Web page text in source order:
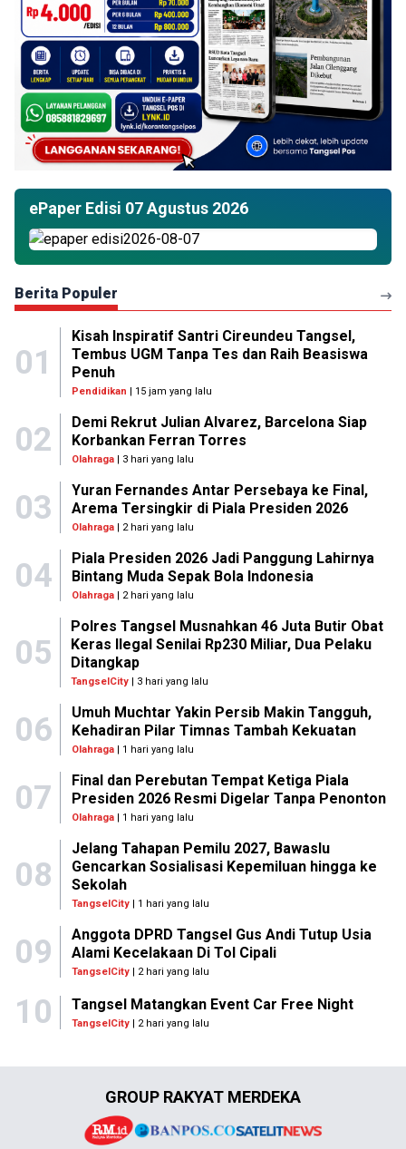
ePaper Edisi 07 Agustus 2026
Berita Populer
01
Kisah Inspiratif Santri Cireundeu Tangsel,
Tembus UGM Tanpa Tes dan Raih Beasiswa
Penuh
Pendidikan | 15 jam yang lalu
02
Demi Rekrut Julian Alvarez, Barcelona Siap
Korbankan Ferran Torres
Olahraga| 3 hari yang lalu
03
Yuran Fernandes Antar Persebaya ke Final,
Arema Tersingkir di Piala Presiden 2026
Olahraga| 2 hari yang lalu
04
Piala Presiden 2026 Jadi Panggung Lahirnya
Bintang Muda Sepak Bola Indonesia
Olahraga| 2 hari yang lalu
05
Polres Tangsel Musnahkan 46 Juta Butir Obat
Keras Ilegal Senilai Rp230 Miliar, Dua Pelaku
Ditangkap
TangselCity | 3 hari yang lalu
06
Umuh Muchtar Yakin Persib Makin Tangguh,
Kehadiran Pilar Timnas Tambah Kekuatan
Olahraga| 1 hari yang lalu
07
Final dan Perebutan Tempat Ketiga Piala
Presiden 2026 Resmi Digelar Tanpa Penonton
Olahraga| 1 hari yang lalu
08
Jelang Tahapan Pemilu 2027, Bawaslu
Gencarkan Sosialisasi Kepemiluan hingga ke
Sekolah
TangselCity| 1 hari yang lalu
09
Anggota DPRD Tangsel Gus Andi Tutup Usia
Alami Kecelakaan Di Tol Cipali
TangselCity| 2 hari yang lalu
10 Tangsel Matangkan Event Car Free Night
TangselCity | 2 hari yang lalu
GROUP RAKYAT MERDEKA